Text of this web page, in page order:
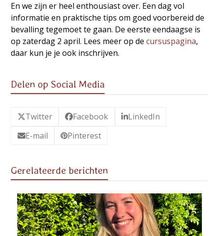
En we zijn er heel enthousiast over. Een dag vol
informatie en praktische tips om goed voorbereid de
bevalling tegemoet te gaan. De eerste eendaagse is
op zaterdag 2 april. Lees meer op decursuspagina,
daar kun je je ook inschrijven.
Delen op Social Media
Twitter Facebook
LinkedIn
E-mail
Pinterest
Gerelateerde berichten